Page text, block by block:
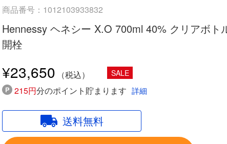
商品番号：1012103933832
Hennessy ヘネシー X.O 700ml 40% クリアボト
開栓
¥23,650 SALE
215円分のポイント貯まります 詳細
送料無料